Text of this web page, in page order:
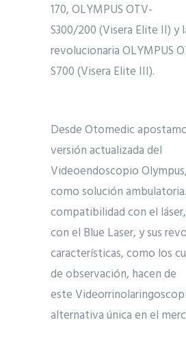
170, OLYMPUS OTV-
S300/200 (Visera Elite II) y
revolucionaria OLYMPUS
S700 (Visera Elite III).
Desde Otomedic
versión actualizada del
Videoendoscopio
como solución
compatibilidad con el
con el Blue Laser, y sus
características, como los
de observación, hacen de
este
alternativa única en el